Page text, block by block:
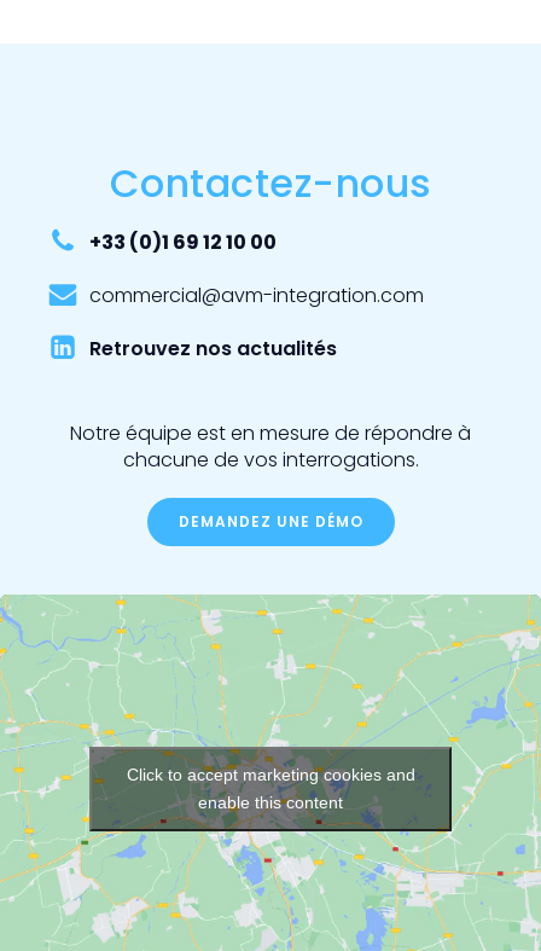
Contactez-nous
+33 (0)1 69 12 10 00
commercial@avm-integration.com
Retrouvez nos actualités
Notre équipe est en mesure de répondre à
chacune de vos interrogations.
DEMANDEZ UNE DÉMO
Click to accept marketing cookies and
enable this content